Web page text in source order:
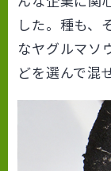
した。種も、
なヤグルマソ
どを選んで混